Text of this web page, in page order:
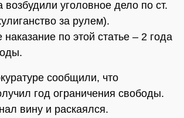
возбудили уголовное дело по ст.
за рулем).
по этой статье – 2 года
сообщили, что
год ограничения свободы.
вину и раскаялся.